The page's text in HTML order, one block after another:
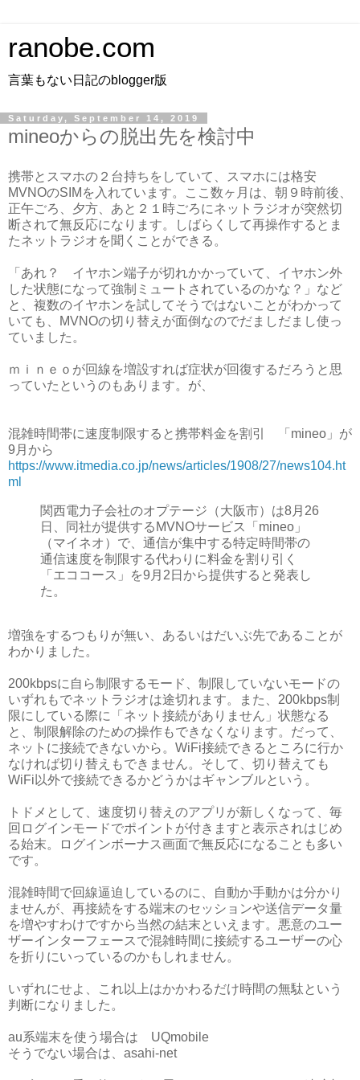
ranobe.com
言葉もない日記のblogger版
Saturday, September 14, 2019
mineoからの脱出先を検討中
携帯とスマホの２台持ちをしていて、スマホには格安
MVNOのSIMを入れています。ここ数ヶ月は、朝９時前後、
正午ごろ、夕方、あと２１時ごろにネットラジオが突然切
断されて無反応になります。しばらくして再操作するとま
たネットラジオを聞くことができる。
「あれ？ イヤホン端子が切れかかっていて、イヤホン外
した状態になって強制ミュートされているのかな？」など
と、複数のイヤホンを試してそうではないことがわかって
いても、MVNOの切り替えが面倒なのでだましだまし使っ
ていました。
ｍｉｎｅｏが回線を増設すれば症状が回復するだろうと思
っていたというのもあります。が、
混雑時間帯に速度制限すると携帯料金を割引 「mineo」が
9月から
https://www.itmedia.co.jp/news/articles/1908/27/news104.ht
ml
関西電力子会社のオプテージ（大阪市）は8月26
日、同社が提供するMVNOサービス「mineo」
（マイネオ）で、通信が集中する特定時間帯の
通信速度を制限する代わりに料金を割り引く
「エココース」を9月2日から提供すると発表し
た。
増強をするつもりが無い、あるいはだいぶ先であることが
わかりました。
200kbpsに自ら制限するモード、制限していないモードの
いずれもでネットラジオは途切れます。また、200kbps制
限にしている際に「ネット接続がありません」状態なる
と、制限解除のための操作もできなくなります。だって、
ネットに接続できないから。WiFi接続できるところに行か
なければ切り替えもできません。そして、切り替えても
WiFi以外で接続できるかどうかはギャンブルという。
トドメとして、速度切り替えのアプリが新しくなって、毎
回ログインモードでポイントが付きますと表示されはじめ
る始末。ログインボーナス画面で無反応になることも多い
です。
混雑時間で回線逼迫しているのに、自動か手動かは分かり
ませんが、再接続をする端末のセッションや送信データ量
を増やすわけですから当然の結末といえます。悪意のユー
ザーインターフェースで混雑時間に接続するユーザーの心
を折りにいっているのかもしれません。
いずれにせよ、これ以上はかかわるだけ時間の無駄という
判断になりました。
au系端末を使う場合は UQmobile
そうでない場合は、asahi-net